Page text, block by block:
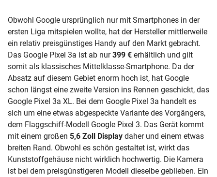
Obwohl Google ursprünglich nur mit Smartphones in der
ersten Liga mitspielen wollte, hat der Hersteller mittlerweile
ein relativ preisgünstiges Handy auf den Markt gebracht.
Das Google Pixel 3a ist ab nur399 € erhältlich und gilt
somit als klassisches Mittelklasse-Smartphone. Da der
Absatz auf diesem Gebiet enorm hoch ist, hat Google
schon längst eine zweite Version ins Rennen geschickt, das
Google Pixel 3a XL. Bei dem Google Pixel 3a handelt es
sich um eine etwas abgespeckte Variante des Vorgängers,
dem Flaggschiff-Modell Google Pixel 3. Das Gerät kommt
mit einem großen 5,6 Zoll Display daher und einem etwas
breiten Rand. Obwohl es schön gestaltet ist, wirkt das
Kunststoffgehäuse nicht wirklich hochwertig. Die Kamera
ist bei dem preisgünstigeren Modell dieselbe geblieben. Ein